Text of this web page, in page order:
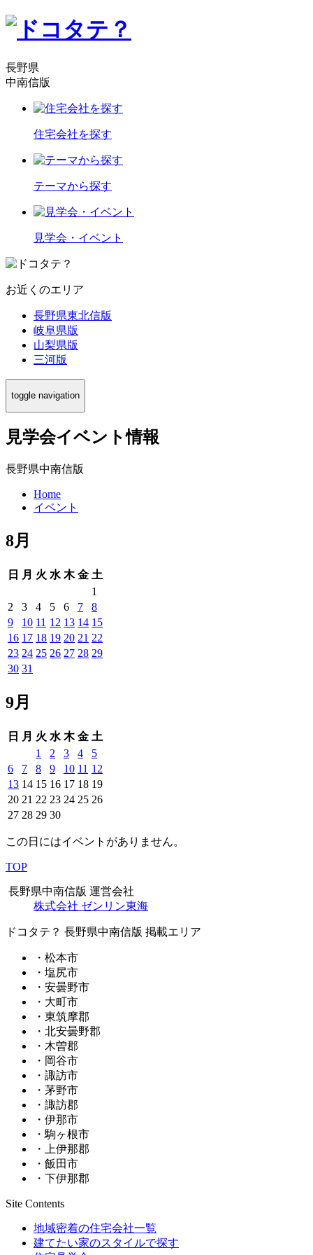
長野県
中南信版
住宅会社を探す
テーマから探す
見学会・イベント
お近くのエリア
長野県東北信版
岐阜県版
山梨県版
三河版
toggle navigation
見学会イベント情報
長野県中南信版
Home
イベント
8月
日 月 火 水 木 金 土
1
2
3 4 5 6 7
8
9
10 11 12 13 14 15
16 17 18 19 20 21 22
23 24 25 26 27 28 29
30 31
9月
日 月 火 水 木 金 土
1
2 3 4
5
6
7 8 9 10 11 12
13 14 15 16 17 18 19
20 21 22 23 24 25 26
27 28 29 30
この日にはイベントがありません。
TOP
長野県中南信版 運営会社
株式会社 ゼンリン東海
ドコタテ？ 長野県中南信版 掲載エリア
・松本市
・塩尻市
・安曇野市
・大町市
・東筑摩郡
・北安曇野郡
・木曽郡
・岡谷市
・諏訪市
・茅野市
・諏訪郡
・伊那市
・駒ヶ根市
・上伊那郡
・飯田市
・下伊那郡
Site Contents
地域密着の住宅会社一覧
建てたい家のスタイルで探す